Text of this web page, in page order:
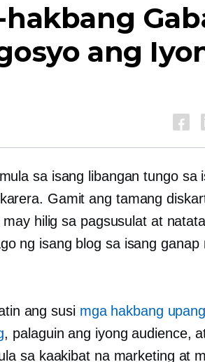
ang
sa isang libangan tungo sa
Gamit ang tamang
hilig sa pagsusulat at
ng isang blog sa isangganap
ang susi mga hakbang upang
, palaguin ang iyong audience,
sa kaakibat na marketing at